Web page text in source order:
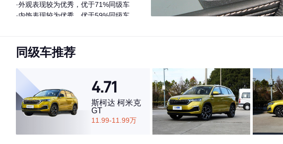
·外观表现较为优秀，优于71%同级车
·内饰表现较为优秀，优于59%同级车
同级车推荐
4.71
斯柯达 柯米克
GT
11.99-11.99万